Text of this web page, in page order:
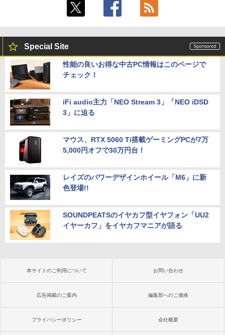
Special Site
性能の良いお得な中古PC情報はこのページで
チェック！
iFi audio主力「NEO Stream 3」「NEO iDSD
3」に迫る
マウス、RTX 5060 Ti搭載ゲーミングPCが7万
5,000円オフで30万円台！
レイズのパワーデザインホイール「M6」に新
色登場!!
SOUNDPEATSのイヤカフ型イヤフォン「UU2
イヤーカフ」をイヤカフマニアが語る
本サイトのご利用について お問い合わせ
広告掲載のご案内 編集部へのご連絡
プライバシーポリシー 会社概要